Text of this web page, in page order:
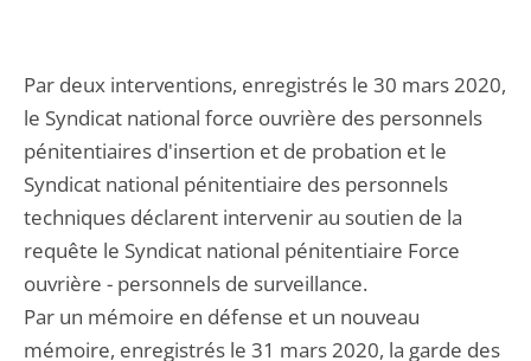
Par deux interventions, enregistrés le 30 mars 2020,
le Syndicat national force ouvrière des personnels
pénitentiaires d'insertion et de probation et le
Syndicat national pénitentiaire des personnels
techniques déclarent intervenir au soutien de la
requête le Syndicat national pénitentiaire Force
ouvrière - personnels de surveillance.
Par un mémoire en défense et un nouveau
mémoire, enregistrés le 31 mars 2020, la garde des